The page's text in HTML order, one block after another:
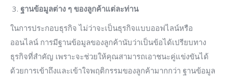
ฐานข้อมูลต่าง ๆ ของลูกค้าแต่ละท่าน
ในการประกอบธุรกิจ ไม่ว่าจะเป็นธุรกิจแบบออฟไลน์หรือ
ออนไลน์ การมีฐานข้อมูลของลูกค้านับว่าเป็นข้อได้เปรียบทาง
ธุรกิจที่สำคัญ เพราะจะช่วยให้คุณสามารถเอาชนะคู่แข่งขันได้
ด้วยการเข้าถึงและเข้าใจพฤติกรรมของลูกค้ามากกว่า ฐานข้อมูล